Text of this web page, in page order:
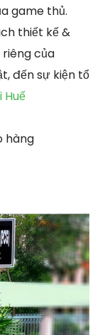
game thủ.
thiết kế &
của
đến sự kiện tổ
Huế
hàng